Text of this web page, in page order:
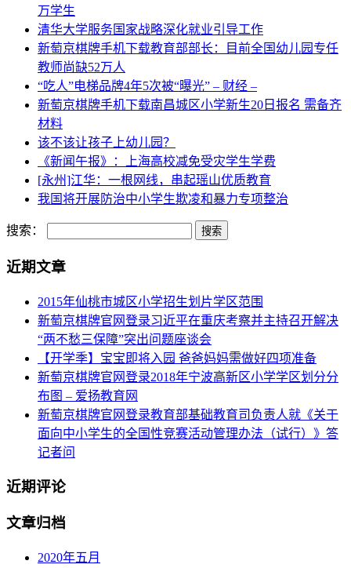
万学生
清华大学服务国家战略深化就业引导工作
新萄京棋牌手机下载教育部部长：目前全国幼儿园专任
教师尚缺52万人
“吃人”电梯品牌4年5次被“曝光” – 财经 –
新萄京棋牌手机下载南昌城区小学新生20日报名 需备齐
材料
该不该让孩子上幼儿园？
《新闻午报》：上海高校减免受灾学生学费
[永州]江华：一根网线，串起瑶山优质教育
我国将开展防治中小学生欺凌和暴力专项整治
搜索：
近期文章
2015年仙桃市城区小学招生划片学区范围
新萄京棋牌官网登录习近平在重庆考察并主持召开解决
“两不愁三保障”突出问题座谈会
【开学季】宝宝即将入园 爸爸妈妈需做好四项准备
新萄京棋牌官网登录2018年宁波高新区小学学区划分分
布图 – 爱扬教育网
新萄京棋牌官网登录教育部基础教育司负责人就《关于
面向中小学生的全国性竞赛活动管理办法（试行）》答
记者问
近期评论
文章归档
2020年五月